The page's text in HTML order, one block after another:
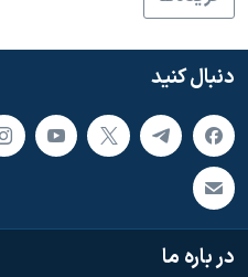
دنبال کنید
در باره ما